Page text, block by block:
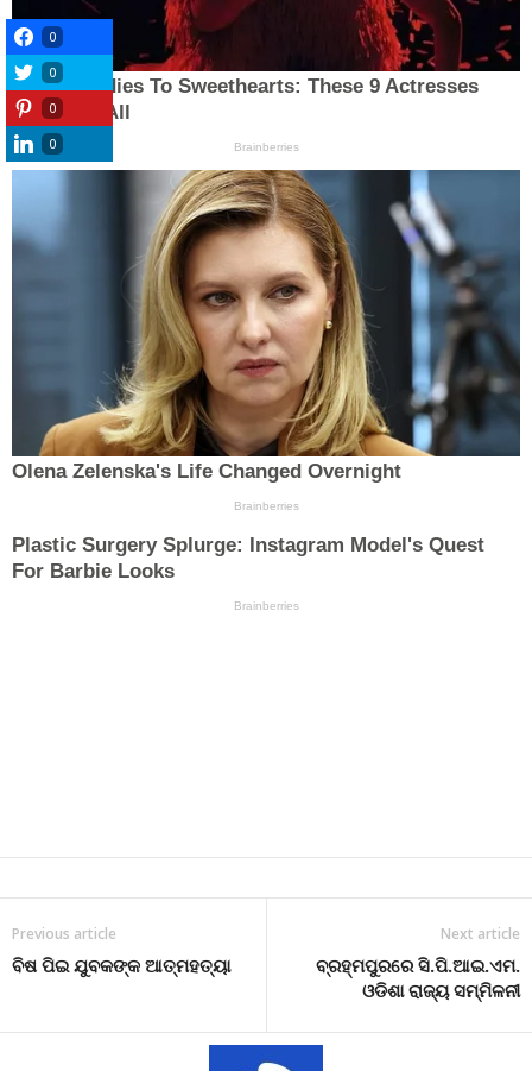
Previous article
ବିଷ ପିଇ ଯୁବକଙ୍କ ଆତ୍ମହତ୍ୟା
Next article
ବ୍ରହ୍ମପୁରରେ ସି.ପି.ଆଇ.ଏମ.
ଓଡିଶା ରାଜ୍ୟ ସମ୍ମିଳନୀ
0
0
0
0